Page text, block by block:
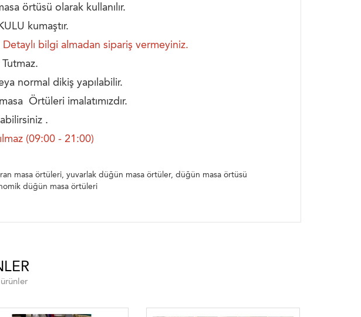
örtüsü olarak kullanılır.
kumaştır.
bilgi almadan sipariş vermeyiniz.
normal dikiş yapılabilir.
Örtüleri imalatımızdır.
.
(09:00 - 21:00)
masa örtüleri, yuvarlak düğün masa örtüler, düğün masa örtüsü
düğün masa örtüleri